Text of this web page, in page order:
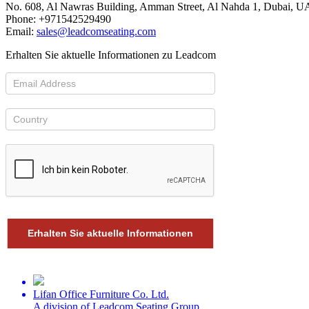
No. 608, Al Nawras Building, Amman Street, Al Nahda 1, Dubai,
Phone: +971542529490
Email: sales@leadcomseating.com
Erhalten Sie aktuelle Informationen zu Leadcom
Erhalten Sie aktuelle Informationen
Lifan Office Furniture Co. Ltd.